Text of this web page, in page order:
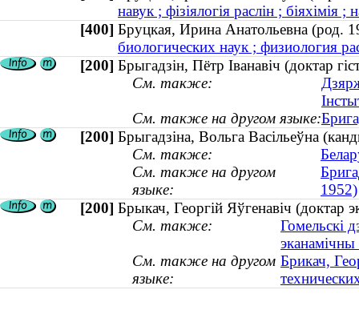
навук ; фізіялогія раслін ; біяхімія ;
[400] Бруцкая, Ирина Анатольевна
биологических наук ; физиология
[200] Брыгадзін, Пётр Іванавіч (доктар
См. также:
См. также на другом языке:
[200] Брыгадзіна, Вольга Васільеўна
См. также:
См. также на другом
языке:
1952)
[200] Брыкач, Георгій Яўгенавіч (доктар
См. также:
Гомельскі
эканамічны
См. также на другом
языке:
Брикач,